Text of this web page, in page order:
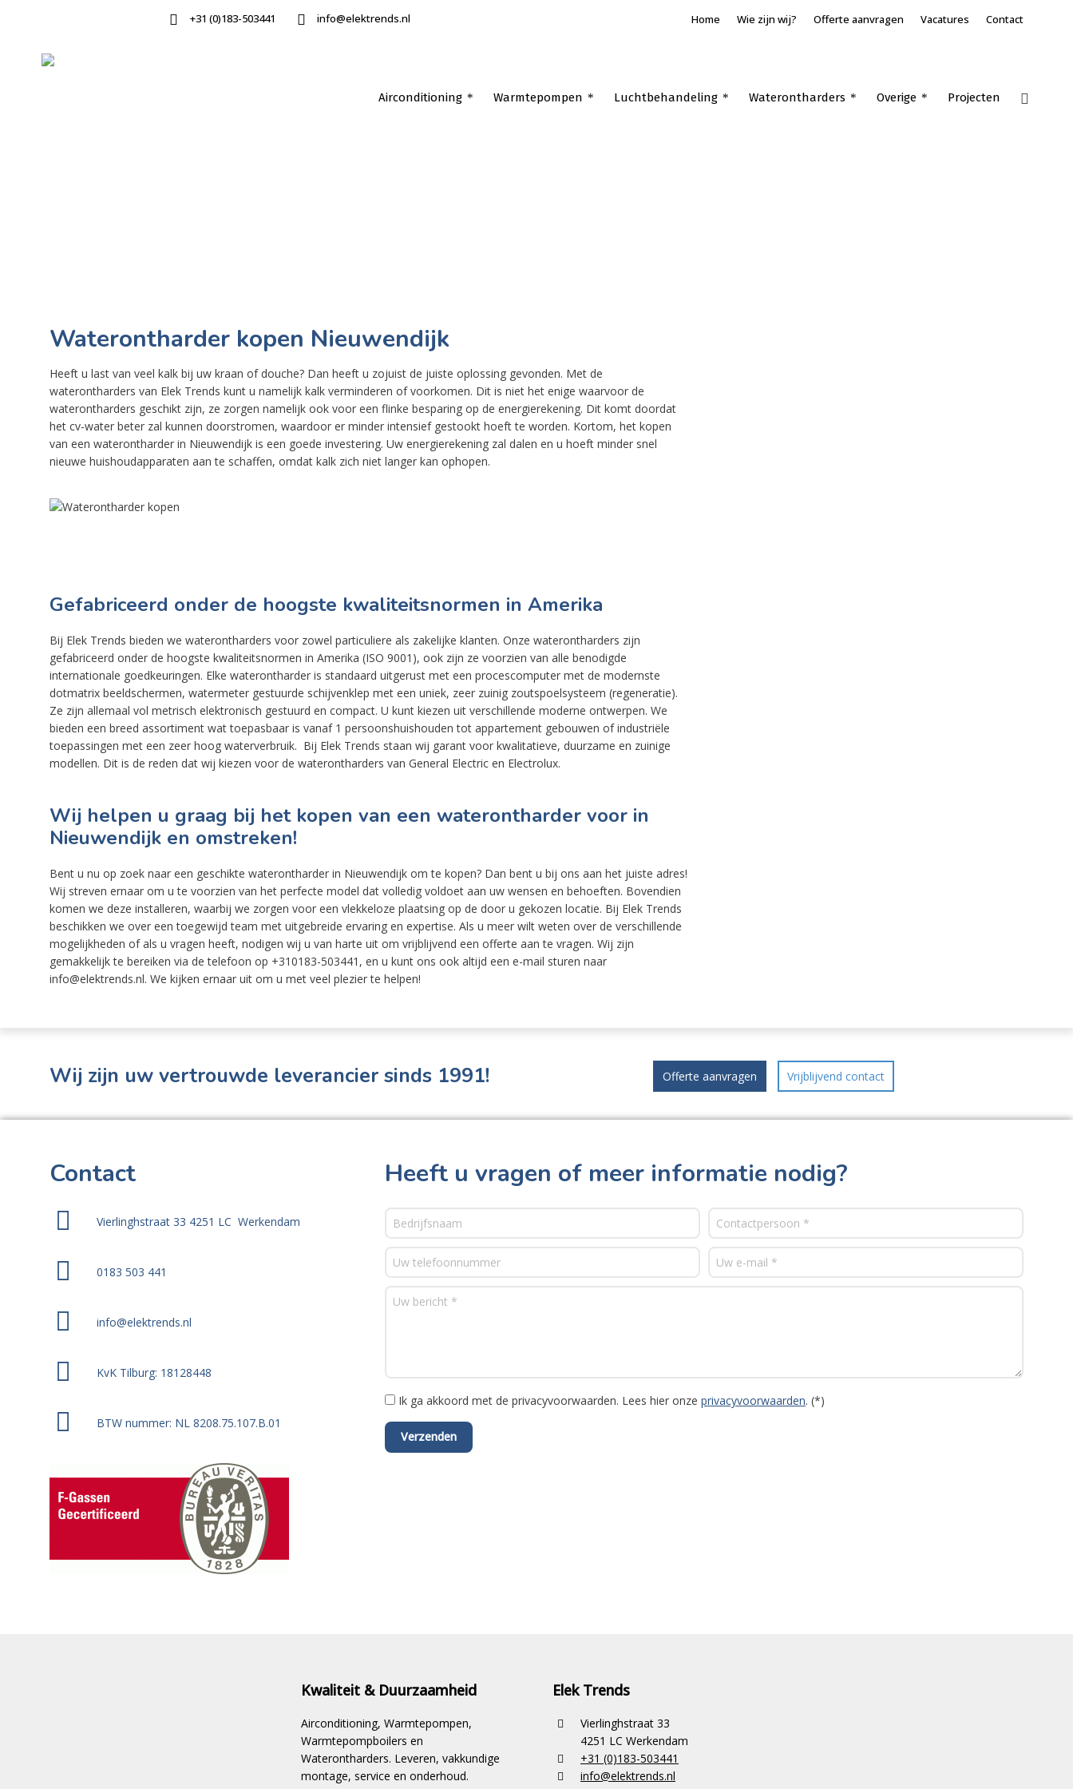
+31 (0)183-503441 info@elektrends.nl Home Wie zijn wij? Offerte aanvragen Vacatures Contact
Airconditioning Warmtepompen Luchtbehandeling Waterontharders Overige Projecten
Waterontharder kopen Nieuwendijk
Heeft u last van veel kalk bij uw kraan of douche? Dan heeft u zojuist de juiste oplossing gevonden. Met de
waterontharders van Elek Trends kunt u namelijk kalk verminderen of voorkomen. Dit is niet het enige waarvoor de
waterontharders geschikt zijn, ze zorgen namelijk ook voor een flinke besparing op de energierekening. Dit komt doordat
het cv-water beter zal kunnen doorstromen, waardoor er minder intensief gestookt hoeft te worden. Kortom, het kopen
van een waterontharder in Nieuwendijk is een goede investering. Uw energierekening zal dalen en u hoeft minder snel
nieuwe huishoudapparaten aan te schaffen, omdat kalk zich niet langer kan ophopen.
Gefabriceerd onder de hoogste kwaliteitsnormen in Amerika
Bij Elek Trends bieden we waterontharders voor zowel particuliere als zakelijke klanten. Onze waterontharders zijn
gefabriceerd onder de hoogste kwaliteitsnormen in Amerika (ISO 9001), ook zijn ze voorzien van alle benodigde
internationale goedkeuringen. Elke waterontharder is standaard uitgerust met een procescomputer met de modernste
dotmatrix beeldschermen, watermeter gestuurde schijvenklep met een uniek, zeer zuinig zoutspoelsysteem (regeneratie).
Ze zijn allemaal vol metrisch elektronisch gestuurd en compact. U kunt kiezen uit verschillende moderne ontwerpen. We
bieden een breed assortiment wat toepasbaar is vanaf 1 persoonshuishouden tot appartement gebouwen of industriële
toepassingen met een zeer hoog waterverbruik. Bij Elek Trends staan wij garant voor kwalitatieve, duurzame en zuinige
modellen. Dit is de reden dat wij kiezen voor de waterontharders van General Electric en Electrolux.
Wij helpen u graag bij het kopen van een waterontharder voor in
Nieuwendijk en omstreken!
Bent u nu op zoek naar een geschikte waterontharder in Nieuwendijk om te kopen? Dan bent u bij ons aan het juiste adres!
Wij streven ernaar om u te voorzien van het perfecte model dat volledig voldoet aan uw wensen en behoeften. Bovendien
komen we deze installeren, waarbij we zorgen voor een vlekkeloze plaatsing op de door u gekozen locatie. Bij Elek Trends
beschikken we over een toegewijd team met uitgebreide ervaring en expertise. Als u meer wilt weten over de verschillende
mogelijkheden of als u vragen heeft, nodigen wij u van harte uit om vrijblijvend een offerte aan te vragen. Wij zijn
gemakkelijk te bereiken via de telefoon op +310183-503441, en u kunt ons ook altijd een e-mail sturen naar
info@elektrends.nl. We kijken ernaar uit om u met veel plezier te helpen!
Wij zijn uw vertrouwde leverancier sinds 1991! Offerte aanvragen Vrijblijvend contact
Contact
Vierlinghstraat 33 4251 LC Werkendam
0183 503 441
info@elektrends.nl
KvK Tilburg: 18128448
BTW nummer: NL 8208.75.107.B.01
Heeft u vragen of meer informatie nodig?
Ik ga akkoord met de privacyvoorwaarden. Lees hier onze privacyvoorwaarden. (*)
Kwaliteit & Duurzaamheid
Airconditioning, Warmtepompen,
Warmtepompboilers en
Waterontharders. Leveren, vakkundige
montage, service en onderhoud.
Elek Trends
Vierlinghstraat 33
4251 LC Werkendam
+31 (0)183-503441
info@elektrends.nl